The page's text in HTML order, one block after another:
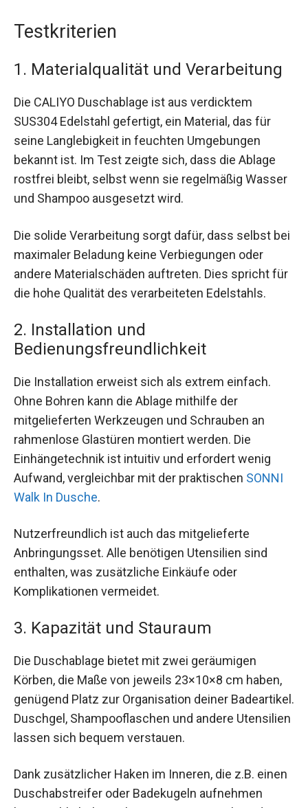
Testkriterien
1. Materialqualität und Verarbeitung
Die CALIYO Duschablage ist aus verdicktem
SUS304 Edelstahl gefertigt, ein Material, das für
seine Langlebigkeit in feuchten Umgebungen
bekannt ist. Im Test zeigte sich, dass die Ablage
rostfrei bleibt, selbst wenn sie regelmäßig Wasser
und Shampoo ausgesetzt wird.
Die solide Verarbeitung sorgt dafür, dass selbst bei
maximaler Beladung keine Verbiegungen oder
andere Materialschäden auftreten. Dies spricht für
die hohe Qualität des verarbeiteten Edelstahls.
2. Installation und
Bedienungsfreundlichkeit
Die Installation erweist sich als extrem einfach.
Ohne Bohren kann die Ablage mithilfe der
mitgelieferten Werkzeugen und Schrauben an
rahmenlose Glastüren montiert werden. Die
Einhängetechnik ist intuitiv und erfordert wenig
Aufwand, vergleichbar mit der praktischen SONNI
Walk In Dusche.
Nutzerfreundlich ist auch das mitgelieferte
Anbringungsset. Alle benötigen Utensilien sind
enthalten, was zusätzliche Einkäufe oder
Komplikationen vermeidet.
3. Kapazität und Stauraum
Die Duschablage bietet mit zwei geräumigen
Körben, die Maße von jeweils 23×10×8 cm haben,
genügend Platz zur Organisation deiner Badeartikel.
Duschgel, Shampooflaschen und andere Utensilien
lassen sich bequem verstauen.
Dank zusätzlicher Haken im Inneren, die z.B. einen
Duschabstreifer oder Badekugeln aufnehmen